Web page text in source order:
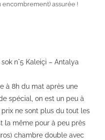
assurée !
n°5 Kaleiçi – Antalya
à 8h du mat après une
spécial, on est un peu à
prix ne sont plus du tout les
la même pour à peu près
chambre double avec